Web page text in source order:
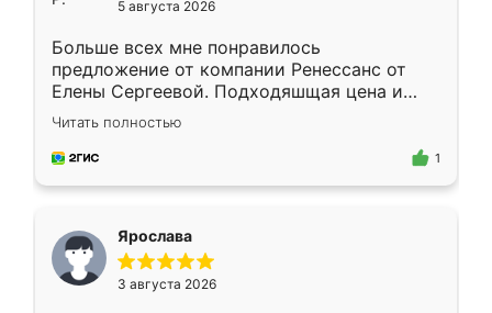
5 августа 2026
Больше всех мне понравилось
предложение от компании Ренессанс от
Елены Сергеевой. Подходяшщая цена и
короткие сроки изготовления. Приехавший
для замера сотрудник Владислав
предложил по моему эскизу самый
Читать полностью
1
Ярослава
3 августа 2026